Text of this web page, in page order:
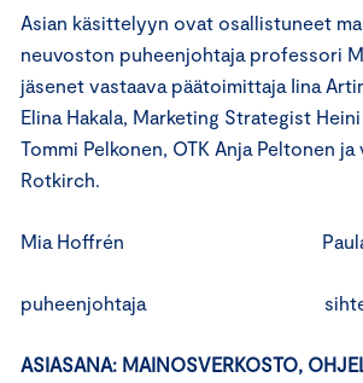
Asian käsittelyyn ovat osallistuneet
neuvoston puheenjohtaja professori
jäsenet vastaava päätoimittaja Iina
Elina Hakala, Marketing Strategist
Tommi Pelkonen, OTK Anja Peltonen
Rotkirch.
Mia Hoffrén Paula
puheenjohtaja
ASIASANA: MAINOSVERKOSTO,